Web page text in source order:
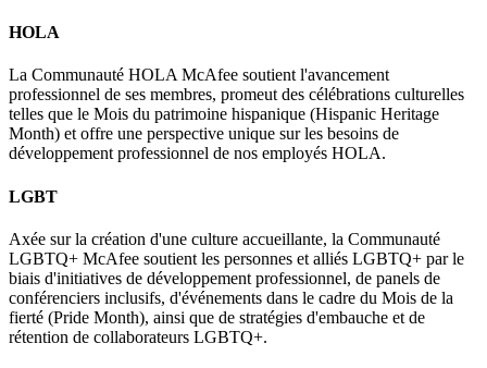
HOLA
La Communauté HOLA McAfee soutient l'avancement
professionnel de ses membres, promeut des célébrations culturelles
telles que le Mois du patrimoine hispanique (Hispanic Heritage
Month) et offre une perspective unique sur les besoins de
développement professionnel de nos employés HOLA.
LGBT
Axée sur la création d'une culture accueillante, la Communauté
LGBTQ+ McAfee soutient les personnes et alliés LGBTQ+ par le
biais d'initiatives de développement professionnel, de panels de
conférenciers inclusifs, d'événements dans le cadre du Mois de la
fierté (Pride Month), ainsi que de stratégies d'embauche et de
rétention de collaborateurs LGBTQ+.